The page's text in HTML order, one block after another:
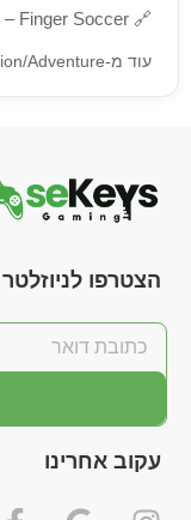
🔗 Finger Soccer – למחשב
עוד מ-Action/Adventure »
הצטרפו
עקוב אחרינו